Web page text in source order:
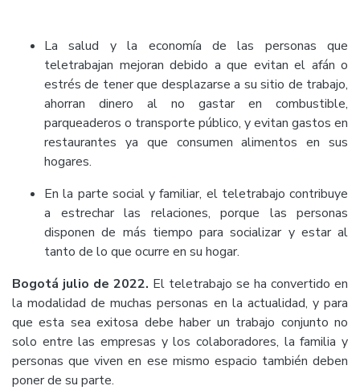
La salud y la economía de las personas que
teletrabajan mejoran debido a que evitan el afán o
estrés de tener que desplazarse a su sitio de trabajo,
ahorran dinero al no gastar en combustible,
parqueaderos o transporte público, y evitan gastos en
restaurantes ya que consumen alimentos en sus
hogares.
En la parte social y familiar, el teletrabajo contribuye
a estrechar las relaciones, porque las personas
disponen de más tiempo para socializar y estar al
tanto de lo que ocurre en su hogar.
Bogotá julio de 2022. El teletrabajo se ha convertido en
la modalidad de muchas personas en la actualidad, y para
que esta sea exitosa debe haber un trabajo conjunto no
solo entre las empresas y los colaboradores, la familia y
personas que viven en ese mismo espacio también deben
poner de su parte.